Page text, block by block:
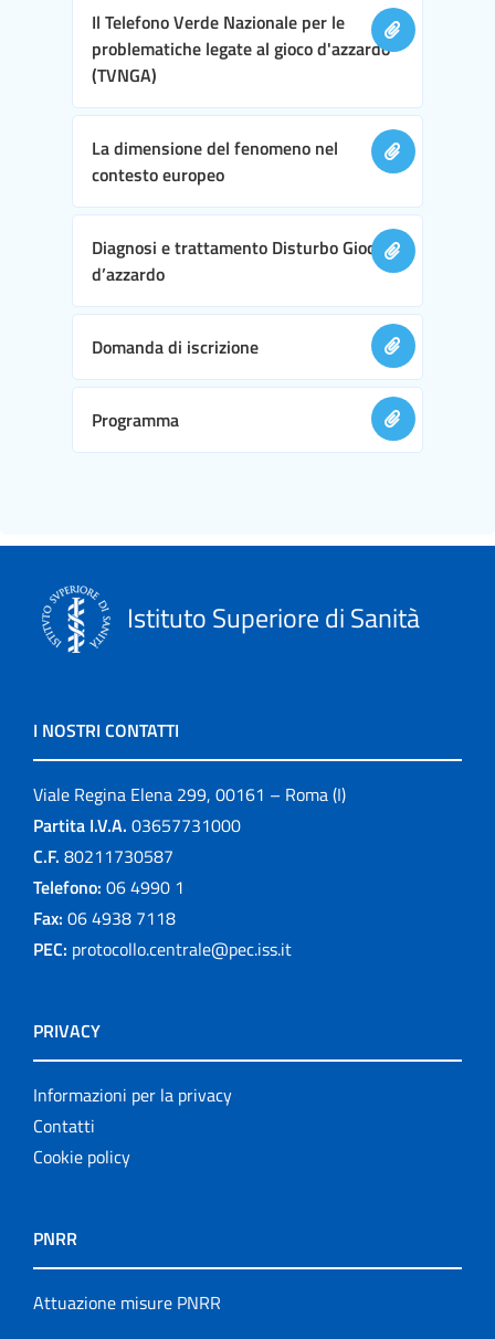
Il Telefono Verde Nazionale per le
problematiche legate al gioco d'azzardo
(TVNGA)
La dimensione del fenomeno nel
contesto europeo
Diagnosi e trattamento Disturbo Gioco
d’azzardo
Domanda di iscrizione
Programma
Istituto Superiore di Sanità
I NOSTRI CONTATTI
Viale Regina Elena 299, 00161 – Roma (I)
Partita I.V.A. 03657731000
C.F. 80211730587
Telefono: 06 4990 1
Fax: 06 4938 7118
PEC: protocollo.centrale@pec.iss.it
PRIVACY
Informazioni per la privacy
Contatti
Cookie policy
PNRR
Attuazione misure PNRR